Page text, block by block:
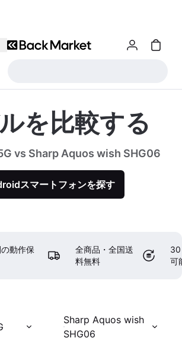
を比較する
vs Sharp Aquos wish SHG06
スマートフォンを探す
動作保
全商品・全国送
料無料
30
可
Sharp Aquos wish
SHG06